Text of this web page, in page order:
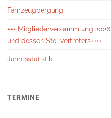
Fahrzeugbergung
+++ Mitgliederversammlung
und dessen Stellvertreters++++
Jahresstatistik
TERMINE